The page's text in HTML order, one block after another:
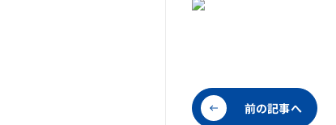
前の記事へ